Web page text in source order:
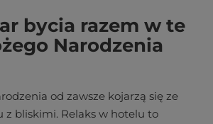
bycia razem w te
Narodzenia
od zawsze kojarzą się ze
z bliskimi. Relaks w hotelu to